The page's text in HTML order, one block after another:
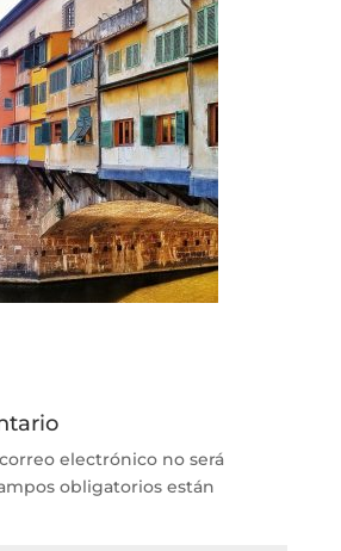
electrónico no será
obligatorios están